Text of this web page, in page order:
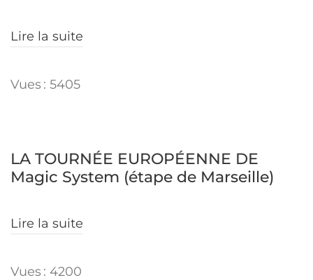
Lire la suite
Vues : 5405
LA TOURNÉE EUROPÉENNE DE
Magic System (étape de Marseille)
Lire la suite
Vues : 4200